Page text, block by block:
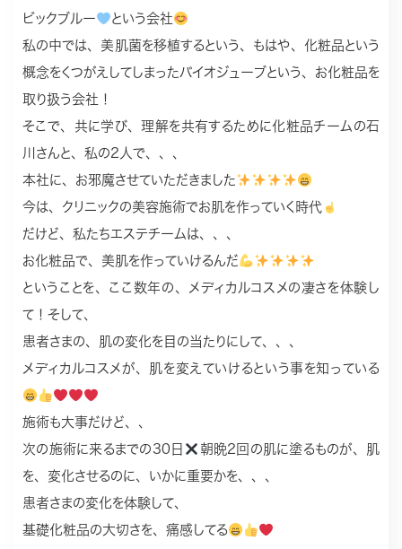
ビックブルー
という会社
私の中では、美肌菌を移植するという、もはや、化粧品という
概念をくつがえしてしまったバイオジューブという、お化粧品を
取り扱う会社！
そこで、共に学び、理解を共有するために化粧品チームの石
川さんと、私の2人で、、、
本社に、お邪魔させていただきました
今は、クリニックの美容施術でお肌を作っていく時代
だけど、私たちエステチームは、、、
お化粧品で、美肌を作っていけるんだ
ということを、ここ数年の、メディカルコスメの凄さを体験し
て！そして、
患者さまの、肌の変化を目の当たりにして、、、
メディカルコスメが、肌を変えていけるという事を知っている
施術も大事だけど、、
次の施術に来るまでの30日
朝晩2回の肌に塗るものが、肌
を、変化させるのに、いかに重要かを、、、
患者さまの変化を体験して、
基礎化粧品の大切さを、痛感してる